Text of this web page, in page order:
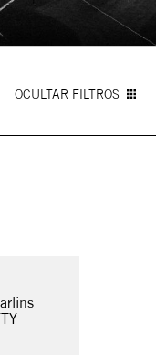
OCULTAR FILTROS